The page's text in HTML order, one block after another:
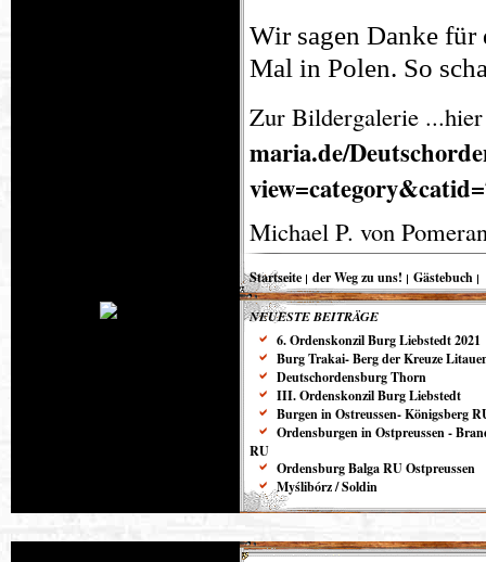
Wir sagen Danke für
Mal in Polen. So
Zur Bildergalerie
maria.de/
Michael P. von
Startseite der Weg zu uns! Gästebuch
NEUESTE BEITRÄGE
6. Ordenskonzil Burg Liebstedt 2021
Burg Trakai- Berg der Kreuze
Deutschordensburg Thorn
III. Ordenskonzil Burg Liebstedt
Burgen in Ostreussen- Königsberg
Ordensburgen in Ostpreussen -
RU
Ordensburg Balga RU Ostpreussen
Myślibórz / Soldin